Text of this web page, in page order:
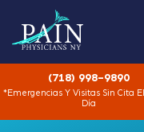
(718) 998-9890
*Emergencias Y Visitas Sin Cita
Día